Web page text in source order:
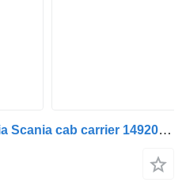
Barra estabilizadora Scania Scania cab carrier 1492068 para camião tractor Scania P230